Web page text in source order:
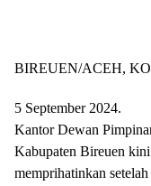
BIREUEN/ACEH,
5 September 2024.
Kantor Dewan
Kabupaten Bireuen
memprihatinkan